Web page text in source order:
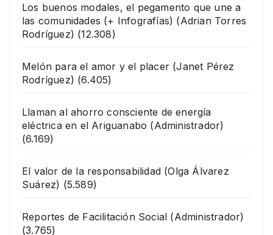
Los buenos modales, el pegamento que une a
las comunidades (+ Infografías) (Adrian Torres
Rodríguez) (12.308)
Melón para el amor y el placer (Janet Pérez
Rodríguez) (6.405)
Llaman al ahorro consciente de energía
eléctrica en el Ariguanabo (Administrador)
(6.169)
El valor de la responsabilidad (Olga Álvarez
Suárez) (5.589)
Reportes de Facilitación Social (Administrador)
(3.765)